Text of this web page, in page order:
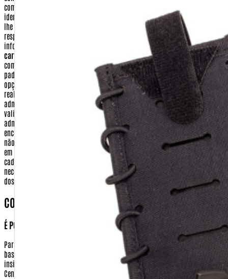
como os dados que não são compartilhados.
identificação e localização deverão constar no pacote com os produtos que
lhe serão enviados quando realizar uma compra. Assim sendo, a empresa
responsável pela entrega de seu pedido, poderá ter acesso a esta
informação como forma, apenas, de cumprir o seu serviço.Número do
cartão de crédito, data de validade e código de segurança
- Informações
como esta, de tamanha importância, são tratadas sob os mais rigorosos
padrões de segurança. Os seus dados de cartão de crédito, quando feita a
opção por este tipo de pagamento, serão utilizados apenas para a
realização de transação eletrônica, entre a Warfare.com.br e a sua
administradora de cartão de crédito. As informações digitadas (número,
validade e código de segurança) são criptografadas e enviadas para a
administradora do cartão. Após confirmado o pagamento e o envio da
encomenda, esses dados são apagados de nosso sistema. A warfare.com.br
não tem em momento algum acesso a essas informações que são digitadas
em ambiente seguro do meio de pagamento. Dados bancários
- No seu
cadastro de compra realizado no site http://www.Warfare.com.br não será
necessário fornecer nenhuma de suas informações bancárias, com exceção
dos casos necessários para realização de devolução
COMO POSSO TER ACESSO AS MINHAS INFORMAÇÕES?
É POSSÍVEL APAGAR OU ALTERAR ESSAS INFORMAÇÕES?
Para ter acesso aos seus dados ou realizar a alteração em seu cadastro,
basta clicar no ícone 'Meu Cadastro', localizado no topo da tela. Depois
insira sua identificação e sua senha. Você será remetido para o menu da
Central de Cliente. Nesta tela você terá as seguintes opções:
Dados